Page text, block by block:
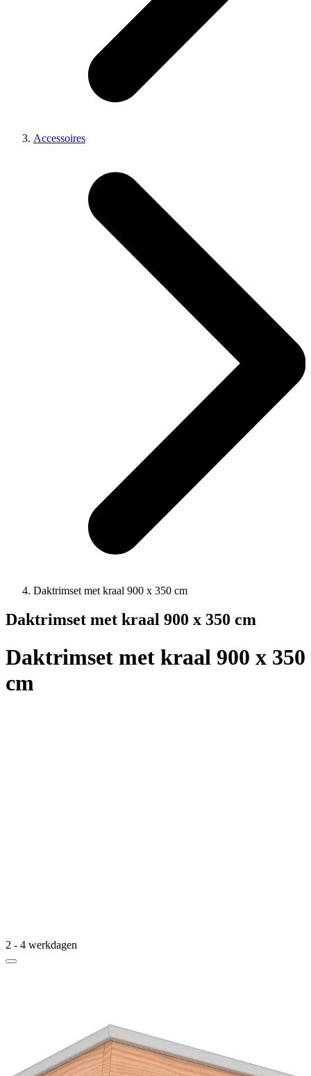
Accessoires
Daktrimset met kraal 900 x 350 cm
Daktrimset met kraal 900 x 350 cm
Daktrimset met kraal 900 x 350
cm
2 - 4 werkdagen